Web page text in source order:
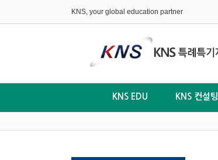
KNS, your global education partner
KNS EDU KNS 컨설팅